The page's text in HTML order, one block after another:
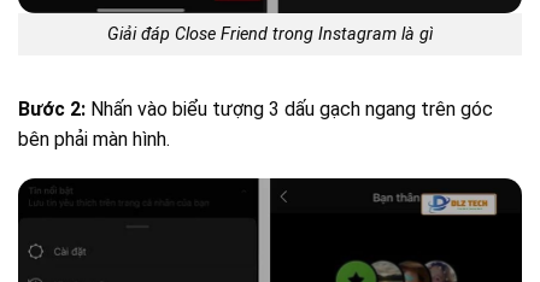
Giải đáp Close Friend trong Instagram là gì
Bước 2: Nhấn vào biểu tượng 3 dấu gạch ngang trên góc
bên phải màn hình.